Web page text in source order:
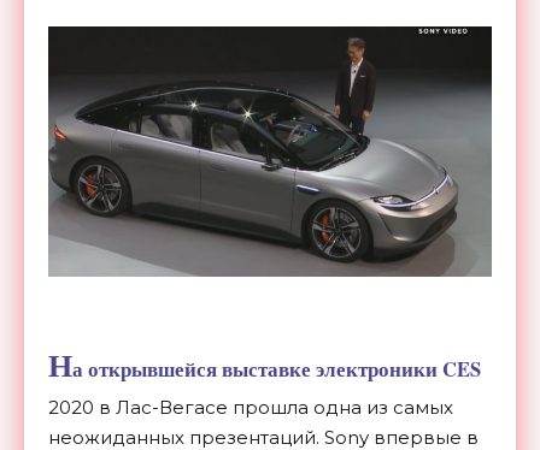
На открывшейся выставке электроники CES
2020 в Лас-Вегасе прошла одна из самых
неожиданных презентаций. Sony впервые в